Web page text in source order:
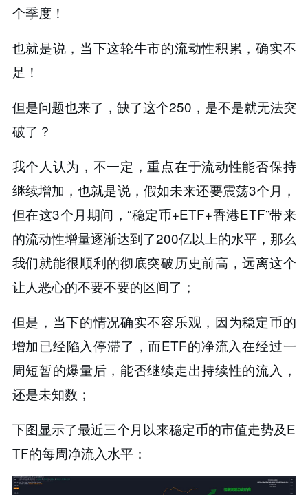
个季度！
也就是说，当下这轮牛市的流动性积累，确实不
足！
但是问题也来了，缺了这个250，是不是就无法突
破了？
我个人认为，不一定，重点在于流动性能否保持
继续增加，也就是说，假如未来还要震荡3个月，
但在这3个月期间，“稳定币+ETF+香港ETF”带来
的流动性增量逐渐达到了200亿以上的水平，那么
我们就能很顺利的彻底突破历史前高，远离这个
让人恶心的不要不要的区间了；
但是，当下的情况确实不容乐观，因为稳定币的
增加已经陷入停滞了，而ETF的净流入在经过一
周短暂的爆量后，能否继续走出持续性的流入，
还是未知数；
下图显示了最近三个月以来稳定币的市值走势及E
TF的每周净流入水平：